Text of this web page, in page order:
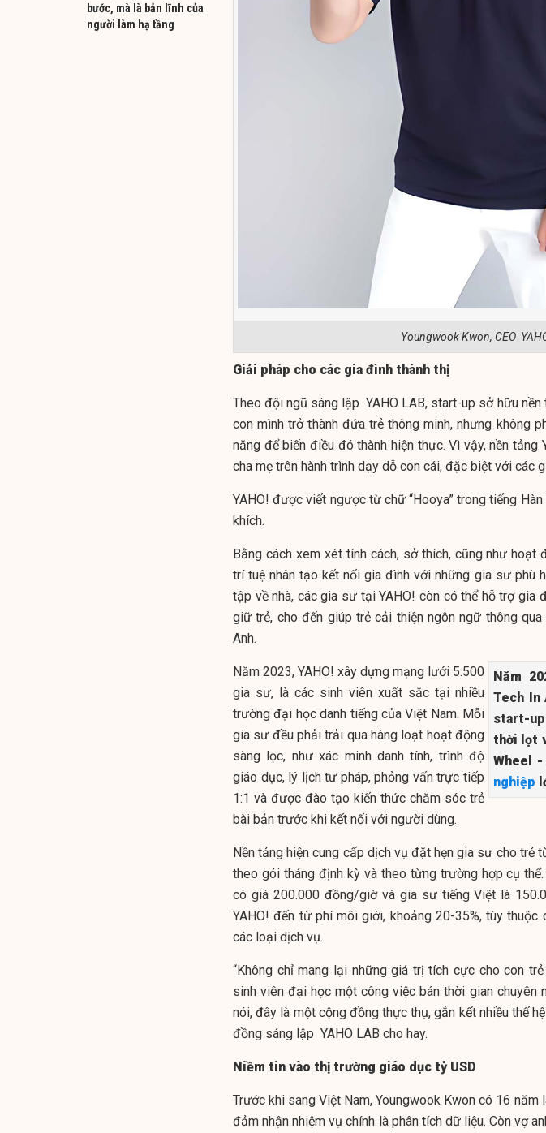
bước, mà là bản lĩnh của
người làm hạ tầng
Youngwook Kwon, CEO
Giải pháp cho các gia đình thành thị
Theo đội ngũ sáng lập YAHO LAB, start-up sở hữu
con mình trở thành đứa trẻ thông minh, nhưng không
năng để biến điều đó thành hiện thực. Vì vậy, nền
cha mẹ trên hành trình dạy dỗ con cái, đặc biệt với các
YAHO! được viết ngược từ chữ “Hooya” trong tiếng
khích.
Bằng cách xem xét tính cách, sở thích, cũng như
trí tuệ nhân tạo kết nối gia đình với những gia sư phù
tập về nhà, các gia sư tạiYAHO! còn có thể hỗ trợ gia
giữ trẻ, cho đến giúp trẻ cải thiện ngôn ngữ thông
Anh.
Năm
Tech In
start-
thời lọt
Wheel
nghiệp
Năm 2023, YAHO! xây dựng mạng lưới 5.500
gia sư, là các sinh viên xuất sắc tại nhiều
trường đại học danh tiếng của Việt Nam. Mỗi
gia sư đều phải trải qua hàng loạt hoạt động
sàng lọc, như xác minh danh tính, trình độ
giáo dục, lý lịch tư pháp, phỏng vấn trực tiếp
1:1 và được đào tạo kiến thức chăm sóc trẻ
bài bản trước khi kết nối với người dùng.
Nền tảng hiện cung cấp dịch vụ đặt hẹn gia sư cho trẻ
theo gói tháng định kỳ và theo từng trường hợp cụ
có giá 200.000 đồng/giờ và gia sư tiếng Việt là
YAHO! đến từ phí môi giới, khoảng 20-35%, tùy
các loại dịch vụ.
“Không chỉ mang lại những giá trị tích cực cho con
sinh viên đại học một công việc bán thời gian chuyên
nói, đây là một cộng đồng thực thụ, gắn kết nhiều thế hệ
đồng sáng lập YAHO LAB cho hay.
Niềm tin vào thị trường giáo dục tỷ USD
Trước khi sang Việt Nam, Youngwook Kwon có 16 năm
đảm nhận nhiệm vụ chính là phân tích dữ liệu. Còn vợ